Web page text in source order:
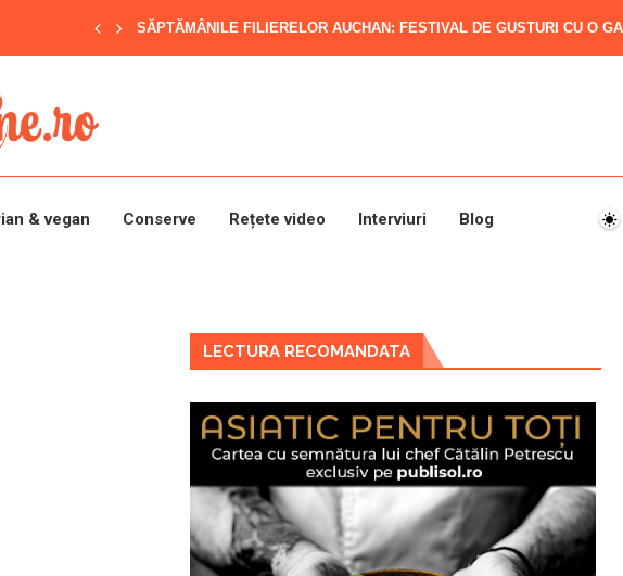
SĂPTĂMÂNILE FILIERELOR AUCHAN: FESTIVAL DE GUSTURI CU O
& vegan Conserve Rețete video Interviuri Blog
LECTURA RECOMANDATA